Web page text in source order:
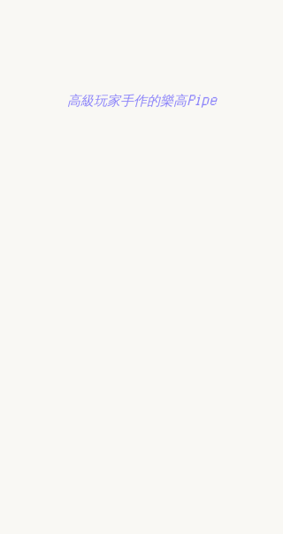
高級玩家手作的樂高Pipe